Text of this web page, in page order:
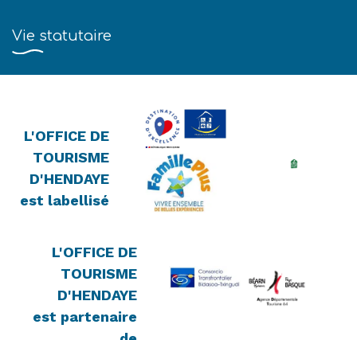
Vie statutaire
L'OFFICE DE
TOURISME
D'HENDAYE
est labellisé
L'OFFICE DE
TOURISME
D'HENDAYE
est partenaire